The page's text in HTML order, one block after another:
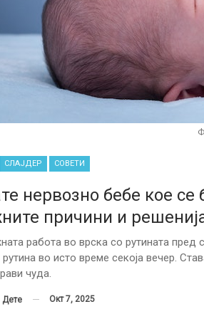
СЛАЈДЕР СОВЕТИ
нервозно бебе кое се
причини и
работа во врска со рутината
рутина во исто време секоја вечер.
чуда.
Дете Окт 7, 2025